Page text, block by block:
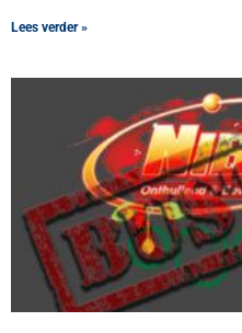
Lees verder »